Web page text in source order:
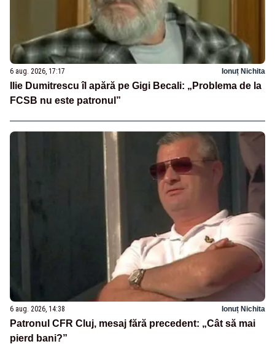
6 aug. 2026, 17:17 Ionuț Nichita
Ilie Dumitrescu îl apără pe Gigi Becali: „Problema de la
FCSB nu este patronul”
6 aug. 2026, 14:38 Ionuț Nichita
Patronul CFR Cluj, mesaj fără precedent: „Cât să mai
pierd bani?”